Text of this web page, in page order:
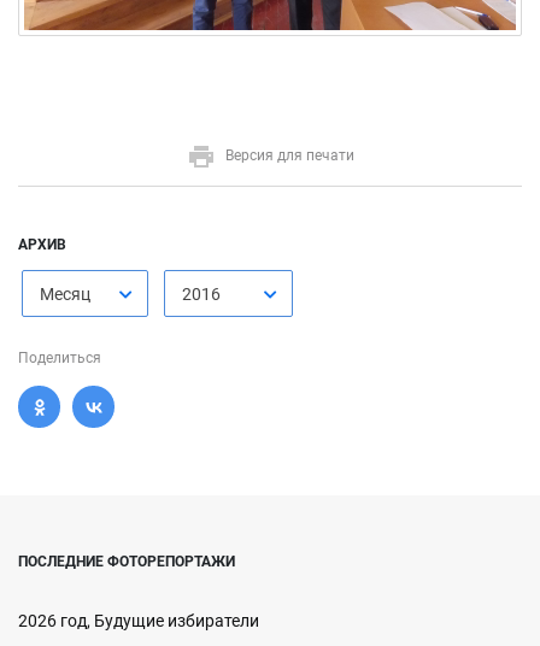
Версия для печати
АРХИВ
Месяц 2016
Поделиться
ПОСЛЕДНИЕ ФОТОРЕПОРТАЖИ
2026 год, Будущие избиратели